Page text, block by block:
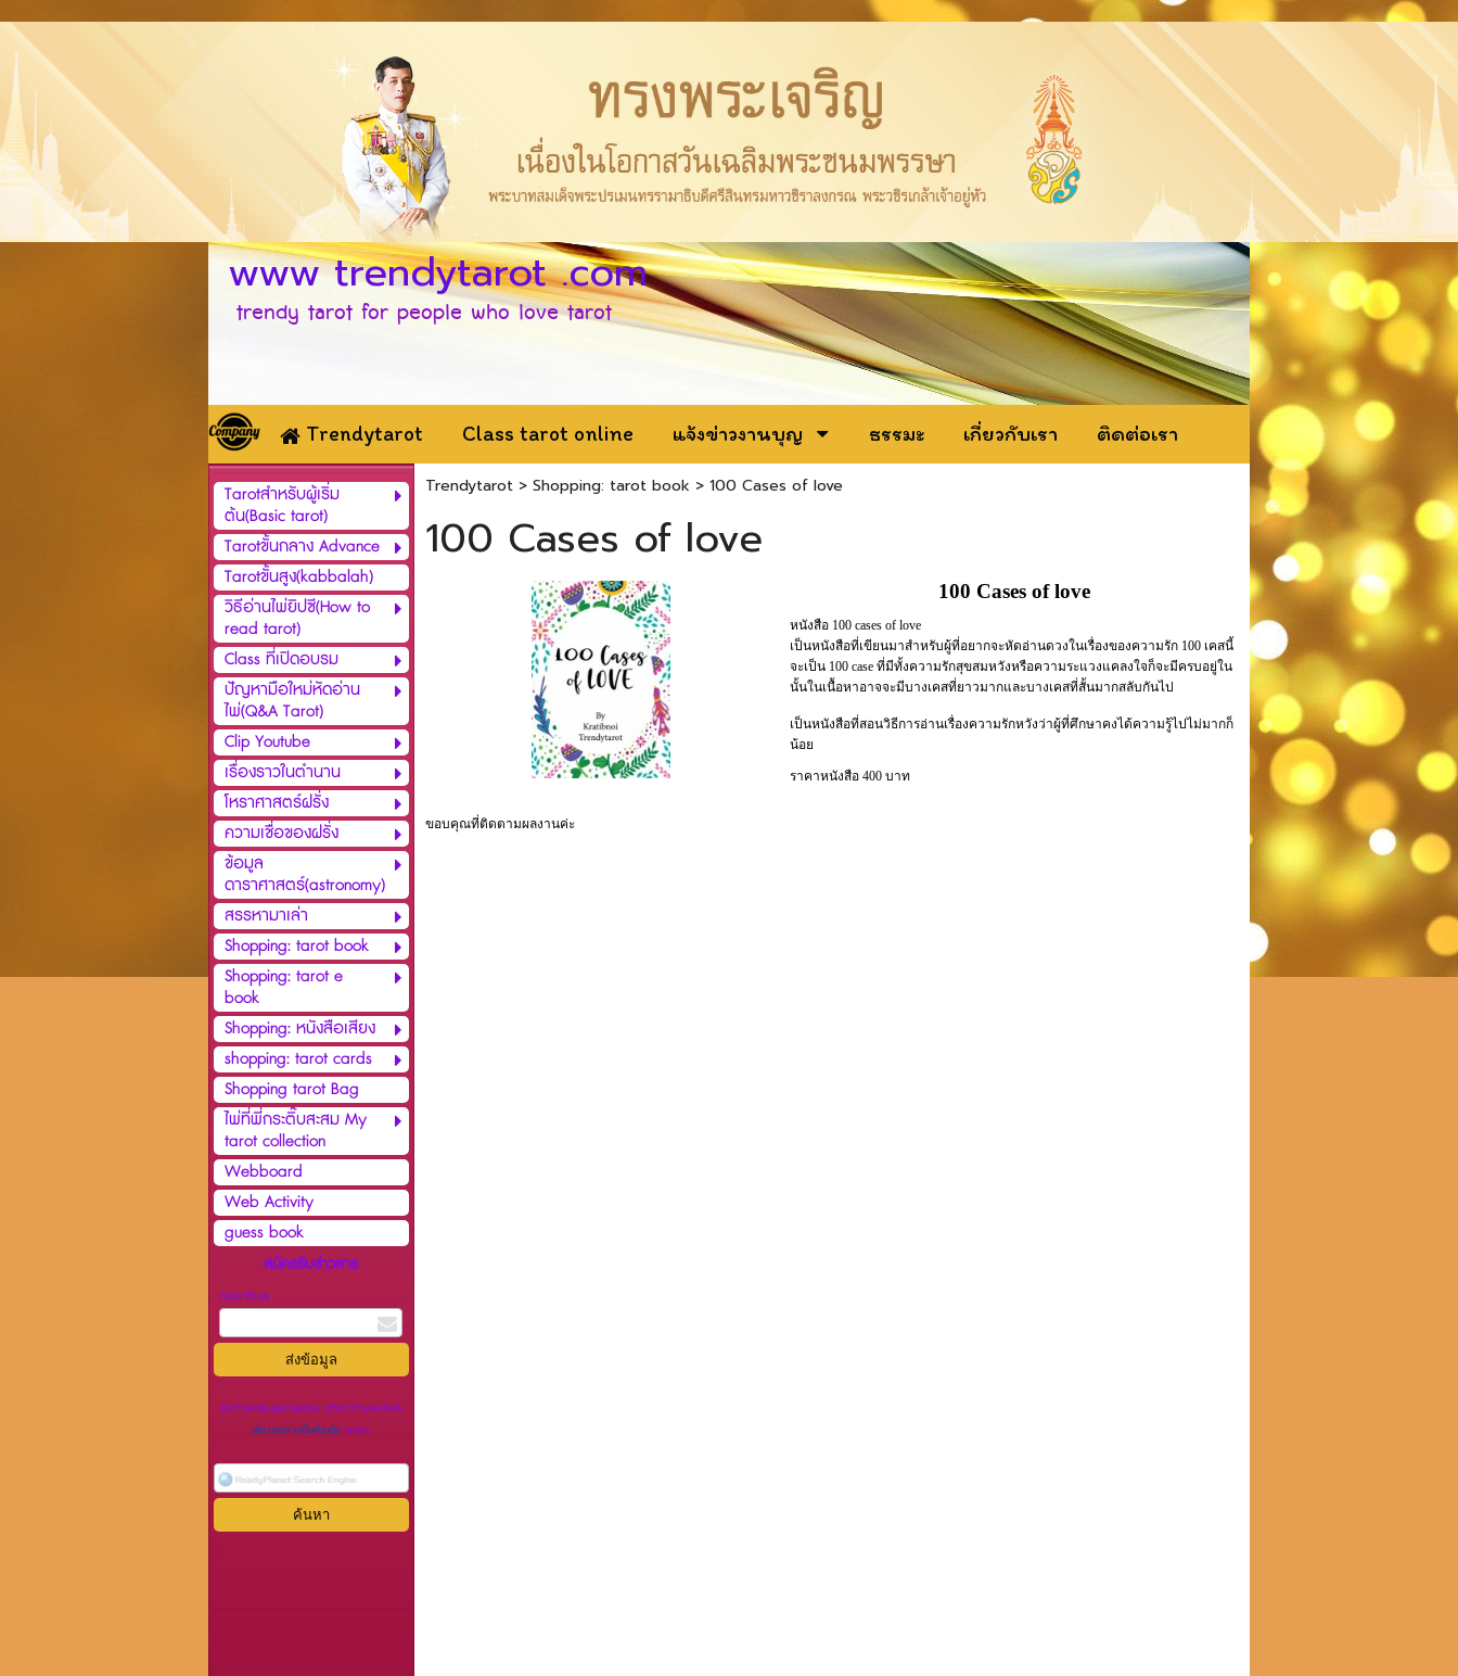
www trendytarot .com
trendy tarot for people who love tarot
Trendytarot Class tarot online แจ้งข่าวงานบุญ ธรรมะ เกี่ยวกับเรา ติดต่อเรา
Tarotสำหรับผู้เริ่ม
ต้น(Basic tarot)
Tarotขั้นกลาง Advance
Tarotขั้นสูง(kabbalah)
วิธีอ่านไพ่ยิปซี(How to
read tarot)
Class ที่เปิดอบรม
ปัญหามือใหม่หัดอ่าน
ไพ่(Q&A Tarot)
Clip Youtube
เรื่องราวในตำนาน
โหราศาสตร์ฝรั่ง
ความเชื่อของฝรั่ง
ข้อมูล
ดาราศาสตร์(astronomy)
สรรหามาเล่า
Shopping: tarot book
Shopping: tarot e
book
Shopping: หนังสือเสียง
shopping: tarot cards
Shopping tarot Bag
ไพ่ที่พี่กระติ๊บสะสม My
tarot collection
Webboard
Web Activity
guess book
สมัครรับข่าวสาร
กรอกอีเมล
เมื่อท่านส่งข้อมูลผ่านฟอร์ม จะถือว่าท่านยอมรับใน
นโยบายความเป็นส่วนตัว ของเรา
Trendytarot> Shopping: tarot book > 100 Cases of love
100 Cases of love
100 Cases of love
หนังสือ 100 cases of love
เป็นหนังสือที่เขียนมาสำหรับผู้ที่อยากจะหัดอ่านดวงในเรื่องของความรัก 100 เคสนี้
จะเป็น 100 case ที่มีทั้งความรักสุขสมหวังหรือความระแวงแคลงใจก็จะมีครบอยู่ใน
นั้นในเนื้อหาอาจจะมีบางเคสที่ยาวมากและบางเคสที่สั้นมากสลับกันไป
เป็นหนังสือที่สอนวิธีการอ่านเรื่องความรักหวังว่าผู้ที่ศึกษาคงได้ความรู้ไปไม่มากก็
น้อย
ราคาหนังสือ 400 บาท
ขอบคุณที่ติดตามผลงานค่ะ